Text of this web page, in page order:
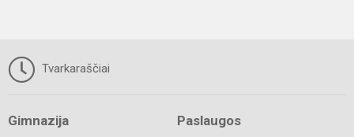
Tvarkaraščiai
Gimnazija Paslaugos